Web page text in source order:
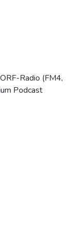
Radio (FM4,
Podcast